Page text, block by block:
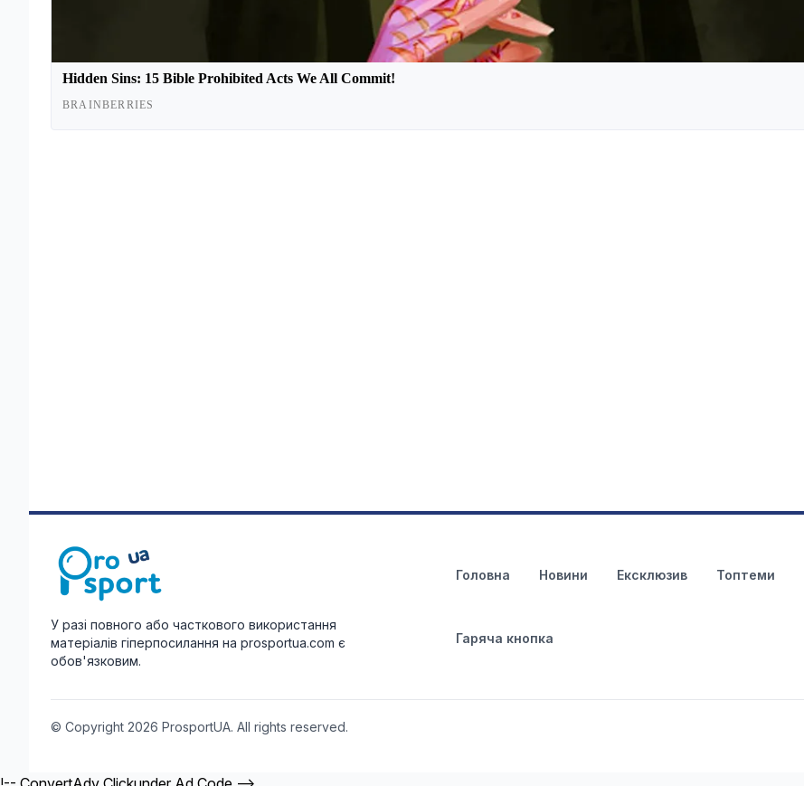
У разі повного або часткового використання
матеріалів гіперпосилання на prosportua.com є
обов'язковим.
Головна Новини Ексклюзив Топтеми
Гаряча кнопка
© Copyright 2026 ProsportUA. All rights reserved.